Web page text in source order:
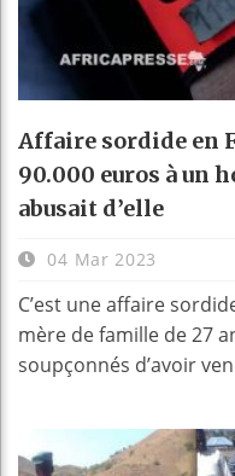
Affaire sordide en
90.000 euros à un
abusait d’elle
04 Mar 2023
C’est une affaire
mère de famille de 27
soupçonnés d’avoir